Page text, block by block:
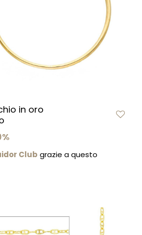
in oro
Club grazie a questo